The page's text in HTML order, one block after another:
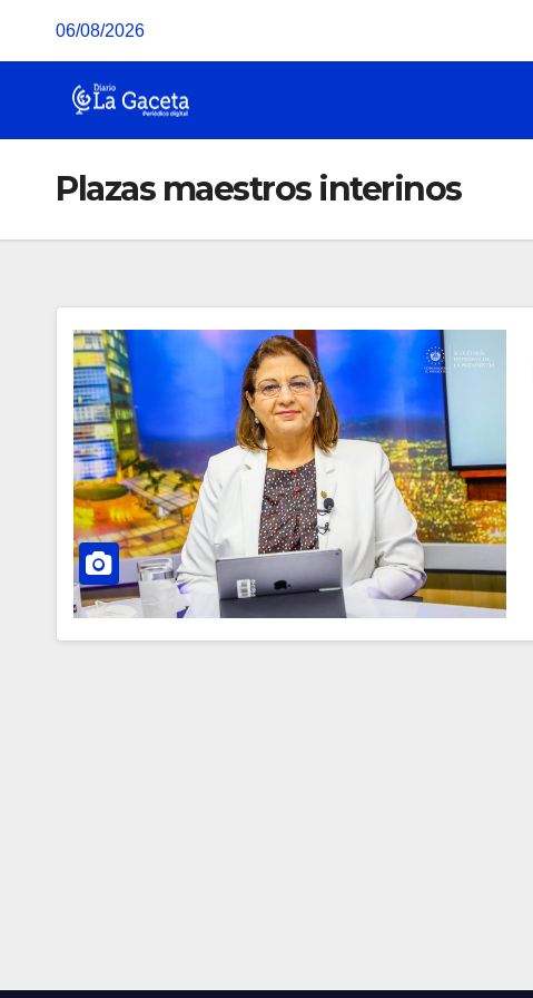
06/08/2026
Plazas maestros interinos